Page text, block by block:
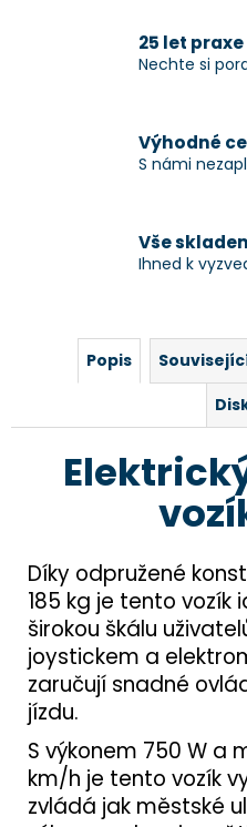
25 let praxe
Nechte si
Výhodné
S námi
Vše
Ihned k
Popis
Díky odpružené
185 kg je tento vozík
širokou škálu
joystickem a
zaručují snadné
jízdu.
S výkonem 750 W a
km/h je tento vozík
zvládá jak městské